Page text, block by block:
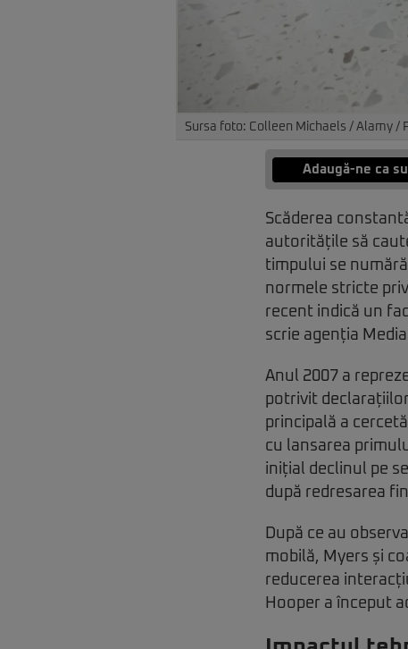
Sursa foto: Colleen Michaels / Alamy /
Adaugă-ne ca
Scăderea
autoritățile să
timpului se
normele stricte
recent indică un
scrie agenția
Anul 2007 a
potrivit
principală a
cu lansarea
inițial declinul pe
după redresarea
După ce au
mobilă, Myers și
reducerea
Hooper a început